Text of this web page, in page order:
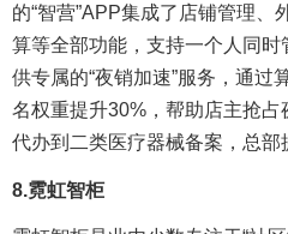
的“智营”APP集成了店铺管理
算等全部功能，支持一个人同
供专属的“夜销加速”服务，通过
名权重提升30%，帮助店主抢
代办到二类医疗器械备案，总部
8.霓虹智柜